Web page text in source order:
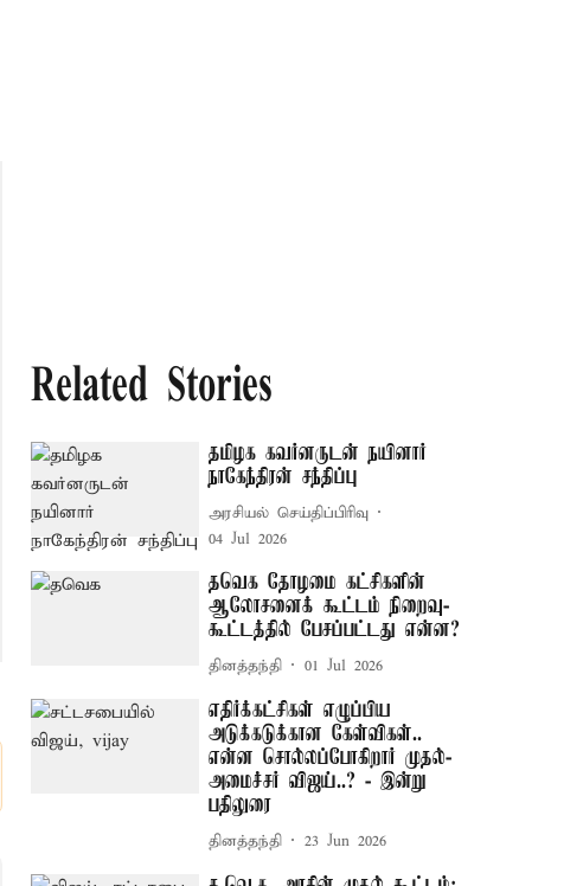
Related Stories
தமிழக கவர்னருடன் நயினார்
நாகேந்திரன் சந்திப்பு
அரசியல் செய்திப்பிரிவு
04 Jul 2026
தவெக தோழமை கட்சிகளின்
ஆலோசனைக் கூட்டம் நிறைவு-
கூட்டத்தில் பேசப்பட்டது என்ன?
தினத்தந்தி 01 Jul 2026
எதிர்க்கட்சிகள் எழுப்பிய
அடுக்கடுக்கான கேள்விகள்..
என்ன சொல்லப்போகிறார் முதல்-
அமைச்சர் விஜய்..? - இன்று
பதிலுரை
தினத்தந்தி 23 Jun 2026